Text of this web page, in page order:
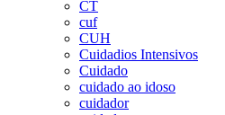
CT
cuf
CUH
Cuidadios Intensivos
Cuidado
cuidado ao idoso
cuidador